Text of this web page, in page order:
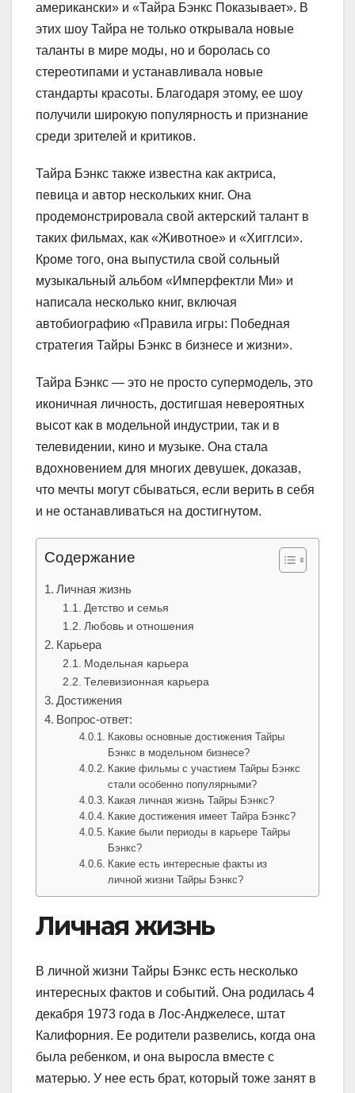
американски» и «Тайра Бэнкс Показывает». В
этих шоу Тайра не только открывала новые
таланты в мире моды, но и боролась со
стереотипами и устанавливала новые
стандарты красоты. Благодаря этому, ее шоу
получили широкую популярность и признание
среди зрителей и критиков.
Тайра Бэнкс также известна как актриса,
певица и автор нескольких книг. Она
продемонстрировала свой актерский талант в
таких фильмах, как «Животное» и «Хигглси».
Кроме того, она выпустила свой сольный
музыкальный альбом «Имперфектли Ми» и
написала несколько книг, включая
автобиографию «Правила игры: Победная
стратегия Тайры Бэнкс в бизнесе и жизни».
Тайра Бэнкс — это не просто супермодель, это
иконичная личность, достигшая невероятных
высот как в модельной индустрии, так и в
телевидении, кино и музыке. Она стала
вдохновением для многих девушек, доказав,
что мечты могут сбываться, если верить в себя
и не останавливаться на достигнутом.
Содержание
Личная жизнь
Детство и семья
Любовь и отношения
Карьера
Модельная карьера
Телевизионная карьера
Достижения
Вопрос-ответ:
Каковы основные достижения Тайры
Бэнкс в модельном бизнесе?
Какие фильмы с участием Тайры Бэнкс
стали особенно популярными?
Какая личная жизнь Тайры Бэнкс?
Какие достижения имеет Тайра Бэнкс?
Какие были периоды в карьере Тайры
Бэнкс?
Какие есть интересные факты из
личной жизни Тайры Бэнкс?
Личная жизнь
В личной жизни Тайры Бэнкс есть несколько
интересных фактов и событий. Она родилась 4
декабря 1973 года в Лос-Анджелесе, штат
Калифорния. Ее родители развелись, когда она
была ребенком, и она выросла вместе с
матерью. У нее есть брат, который тоже занят в